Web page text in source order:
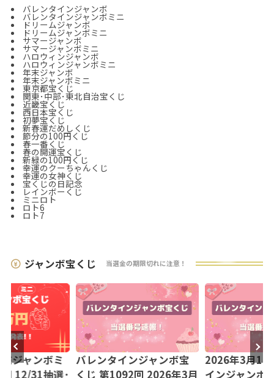
バレンタインジャンボ
バレンタインジャンボミニ
ドリームジャンボ
ドリームジャンボミニ
サマージャンボ
サマージャンボミニ
ハロウィンジャンボ
ハロウィンジャンボミニ
年末ジャンボ
年末ジャンボミニ
東京都宝くじ
関東･中部･東北自治宝くじ
近畿宝くじ
西日本宝くじ
初夢宝くじ
新春運だめしくじ
節分の100円くじ
春一番くじ
春の開運宝くじ
新緑の100円くじ
幸運のクーちゃんくじ
幸運の女神くじ
宝くじの日記念
レインボーくじ
ミニロト
ロト6
ロト7
ジャンボ宝くじ 当選金の期限切れに注意！
ジャンボミ
12/31抽選･
バレンタインジャンボ宝
くじ 第1092回 2026年3月
2026年3月16
インジャンボ